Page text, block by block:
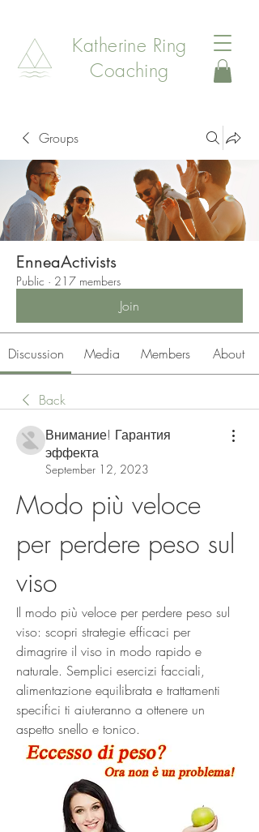
Katherine Ring
Coaching
Groups
EnneaActivists
Public · 217 members
Join
Discussion Media Members About
Back
Внимание! Гарантия
эффекта
September 12, 2023
Modo più veloce
per perdere peso sul
viso
Il modo più veloce per perdere peso sul
viso: scopri strategie efficaci per
dimagrire il viso in modo rapido e
naturale. Semplici esercizi facciali,
alimentazione equilibrata e trattamenti
specifici ti aiuteranno a ottenere un
aspetto snello e tonico.